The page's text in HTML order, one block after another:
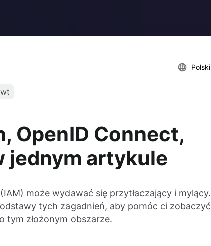
Polski
OpenID Connect,
jednym artykule
może wydawać się przytłaczający i mylący.
tych zagadnień, aby pomóc ci zobaczyć
tym złożonym obszarze.